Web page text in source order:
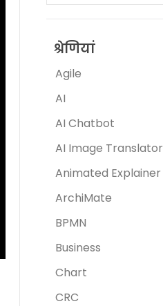
श्रेणियां
Agile
AI
AI Chatbot
AI Image Translator
Animated Explainer
ArchiMate
BPMN
Business
Chart
CRC